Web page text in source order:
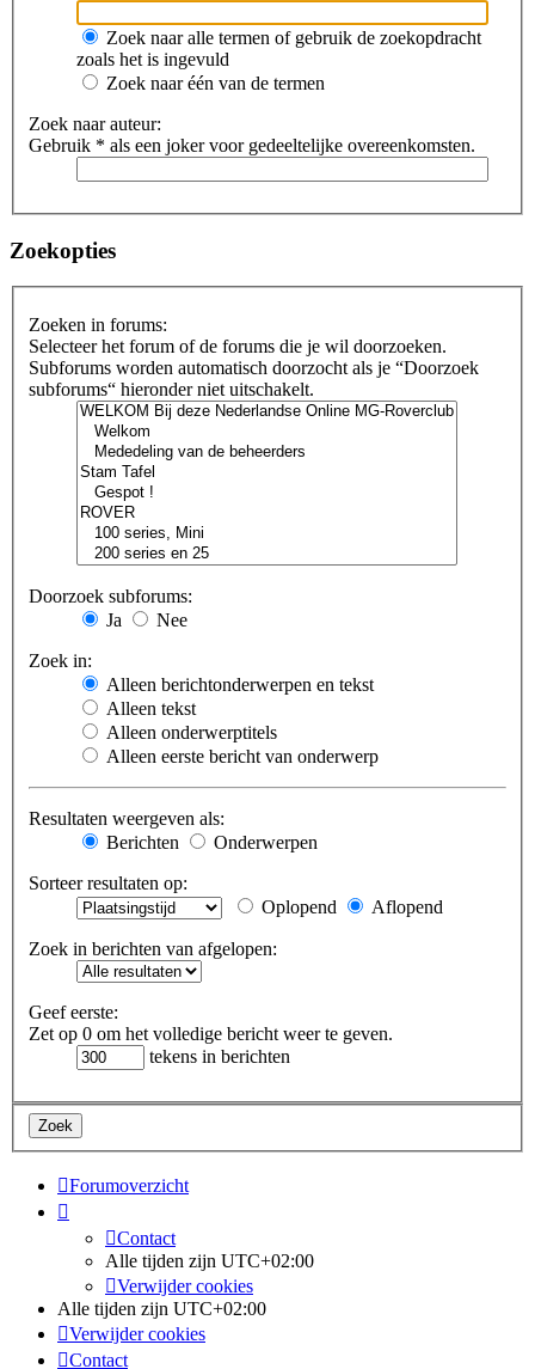
Zoek naar alle termen of gebruik de zoekopdracht
zoals het is ingevuld
Zoek naar één van de termen
Zoek naar auteur:
Gebruik * als een joker voor gedeeltelijke overeenkomsten.
Zoekopties
Zoeken in forums:
Selecteer het forum of de forums die je wil doorzoeken.
Subforums worden automatisch doorzocht als je “Doorzoek
subforums“ hieronder niet uitschakelt.
Doorzoek subforums:
Ja
Nee
Zoek in:
Alleen berichtonderwerpen en tekst
Alleen tekst
Alleen onderwerptitels
Alleen eerste bericht van onderwerp
Resultaten weergeven als:
Berichten
Onderwerpen
Sorteer resultaten op:
Oplopend
Aflopend
Zoek in berichten van afgelopen:
Geef eerste:
Zet op 0 om het volledige bericht weer te geven.
tekens in berichten
Forumoverzicht
Contact
Alle tijden zijn UTC+02:00
Verwijder cookies
Alle tijden zijn UTC+02:00
Verwijder cookies
Contact